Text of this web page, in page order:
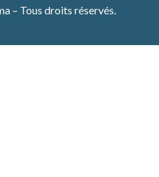
– Tous droits réservés.